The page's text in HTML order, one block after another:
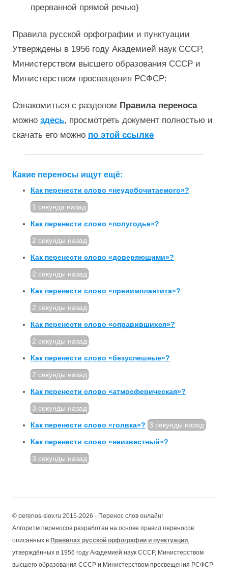
прерванной прямой речью)
Правила русской орфографии и пунктуации
Утверждены в 1956 году Академией наук СССР,
Министерством высшего образования СССР и
Министерством просвещения РСФСР:
Ознакомиться с разделом Правила переноса
можно здесь, просмотреть документ полностью и
скачать его можно по этой ссылке
Какие переносы ищут ещё:
Как перенести слово «неудобочитаемого»?
1 секунда назад
Как перенести слово «полугодье»?
2 секунды назад
Как перенести слово «доверяющими»?
2 секунды назад
Как перенести слово «преиимплантита»?
2 секунды назад
Как перенести слово «оправившихся»?
2 секунды назад
Как перенести слово «безуспешные»?
2 секунды назад
Как перенести слово «атмосферическая»?
3 секунды назад
Как перенести слово «голвка»? 3 секунды назад
Как перенести слово «неизвестный»?
3 секунды назад
© perenos-slov.ru 2015-2026 - Перенос слов онлайн!
Алгоритм переносов разработан на основе правил переносов
описанных в Правилах русской орфографии и пунктуации,
утверждённых в 1956 году Академией наук СССР, Министерством
высшего образования СССР и Министерством просвещения РСФСР